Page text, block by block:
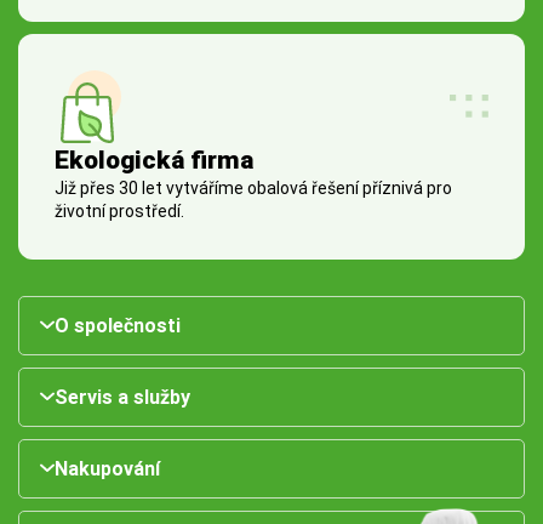
Ekologická firma
Již přes 30 let vytváříme obalová řešení příznivá pro
životní prostředí.
O společnosti
Servis a služby
Nakupování